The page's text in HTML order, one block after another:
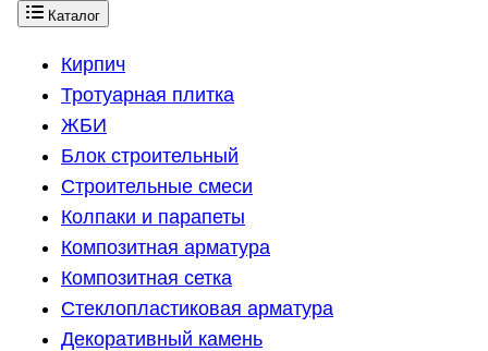
Каталог
Кирпич
Тротуарная плитка
ЖБИ
Блок строительный
Строительные смеси
Колпаки и парапеты
Композитная арматура
Композитная сетка
Стеклопластиковая арматура
Декоративный камень